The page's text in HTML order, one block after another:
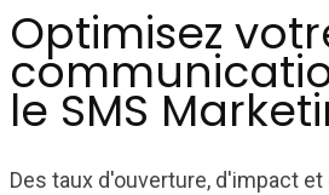
Optimisez
le SMS
Des taux d'ouverture, d'impact